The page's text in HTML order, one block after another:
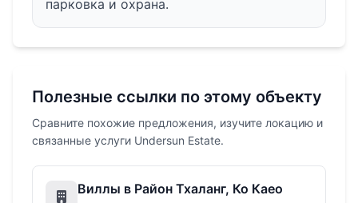
парковка и охрана.
Полезные ссылки по этому объекту
Сравните похожие предложения, изучите локацию и
связанные услуги Undersun Estate.
Виллы в Район Тхаланг, Ко Каео